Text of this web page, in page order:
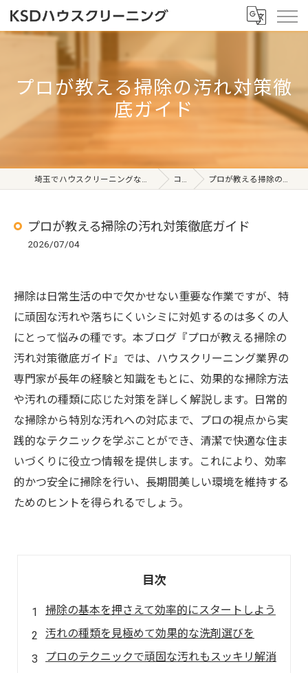
プロが教える掃除の汚れ対策徹
底ガイド
埼玉でハウスクリーニングならKSDハウスクリーニング コラム プロが教える掃除の汚れ対策徹底ガイド
プロが教える掃除の汚れ対策徹底ガイド
2026/07/04
掃除は日常生活の中で欠かせない重要な作業ですが、特
に頑固な汚れや落ちにくいシミに対処するのは多くの人
にとって悩みの種です。本ブログ『プロが教える掃除の
汚れ対策徹底ガイド』では、ハウスクリーニング業界の
専門家が長年の経験と知識をもとに、効果的な掃除方法
や汚れの種類に応じた対策を詳しく解説します。日常的
な掃除から特別な汚れへの対応まで、プロの視点から実
践的なテクニックを学ぶことができ、清潔で快適な住ま
いづくりに役立つ情報を提供します。これにより、効率
的かつ安全に掃除を行い、長期間美しい環境を維持する
ためのヒントを得られるでしょう。
目次
掃除の基本を押さえて効率的にスタートしよう
汚れの種類を見極めて効果的な洗剤選びを
プロのテクニックで頑固な汚れもスッキリ解消